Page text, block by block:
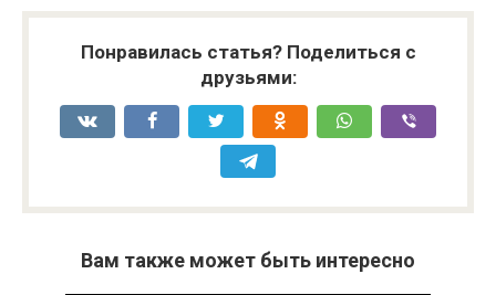
Понравилась статья? Поделиться с
друзьями:
Вам также может быть интересно